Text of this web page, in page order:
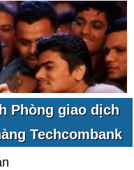
Phòng giao dịch
Techcombank